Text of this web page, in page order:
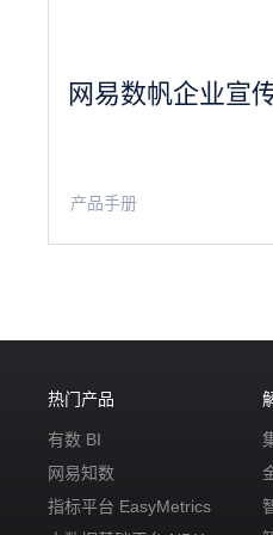
网易数帆企业宣
产品手册
热门产品
有数 BI
网易知数
指标平台 EasyMetrics